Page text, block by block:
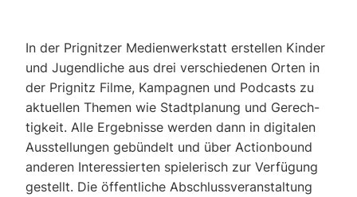
In der Pri­g­nit­zer Medi­en­werk­statt erstel­len Kin­der
und Jugend­li­che aus drei ver­schie­de­nen Orten in
der Pri­g­nitz Fil­me, Kam­pa­gnen und Pod­casts zu
aktu­el­len The­men wie Stadt­pla­nung und Gerech­
tig­keit. Alle Ergeb­nis­se wer­den dann in digi­ta­len
Aus­stel­lun­gen gebün­delt und über Action­bound
ande­ren Inter­es­sier­ten spie­le­risch zur Ver­fü­gung
gestellt. Die öffent­li­che Abschluss­ver­an­stal­tung